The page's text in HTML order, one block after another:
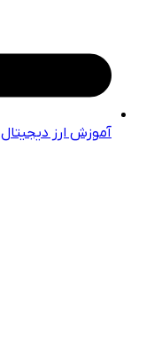
آموزش ارز دیجیتال